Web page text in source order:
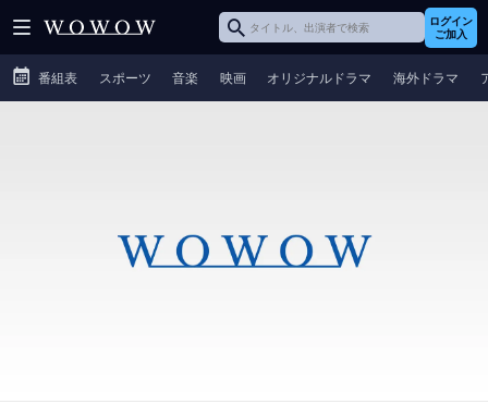
ログイン
ご加入
番組表 スポーツ 音楽 映画 オリジナルドラマ 海外ドラマ